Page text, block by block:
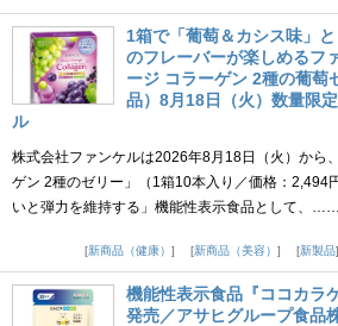
1箱で「葡萄＆カシス味」
のフレーバーが楽しめるフ
ージ コラーゲン 2種の葡萄
品）8月18日（火）数量限
ル
株式会社ファンケルは2026年8月18日（火）から
ゲン 2種のゼリー」（1箱10本入り／価格：2,494
いと弾力を維持する」機能性表示食品として、……
新商品（健康）
新商品（美容） 新製品
機能性表示食品『ココカラ
発売／アサヒグループ食品